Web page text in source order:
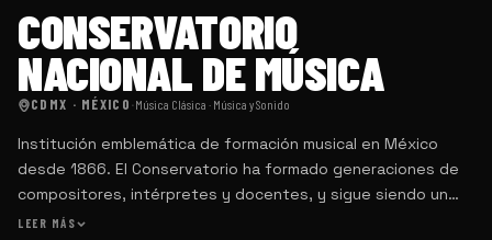
CONSERVATORIO
NACIONAL DE MÚSICA
CDMX · MÉXICO·Música Clásica · Música y Sonido
Institución emblemática de formación musical en México
desde 1866. El Conservatorio ha formado generaciones de
compositores, intérpretes y docentes, y sigue siendo un
pilar en la vida musical del país, combinando tradición
LEER MÁS